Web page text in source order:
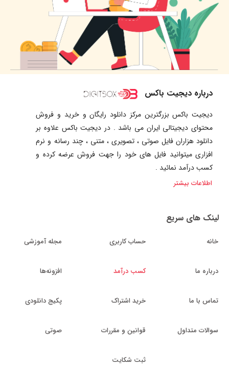
درباره دیجیت باکس
دیجیت باکس بزرگترین مرکز دانلود رایگان و خرید و فروش
محتوای دیجیتالی ایران می باشد . در دیجیت باکس علاوه بر
دانلود هزاران فایل صوتی ، تصویری ، متنی ، چند رسانه و نرم
افزاری میتوانید فایل های خود را جهت فروش عرضه کرده و
کسب درآمد نمائید .
اطلاعات بیشتر
لینک های سریع
خانه
درباره ما
تماس با ما
سوالات متداول
حساب کاربری
کسب درآمد
خرید اشتراک
قوانین و مقررات
ثبت شکایت
مجله آموزشی
افزونه‌ها
پکیج دانلودی
صوتی